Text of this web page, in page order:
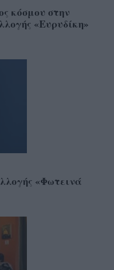
κόσμου στην
«Ευρυδίκη»
«Φωτεινά